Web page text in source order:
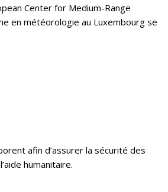
Center for Medium-Range
en météorologie au Luxembourg se
afin d’assurer la sécurité des
humanitaire.